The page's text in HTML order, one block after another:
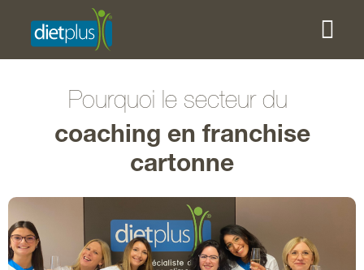
Pourquoi le secteur du
coaching en franchise
cartonne